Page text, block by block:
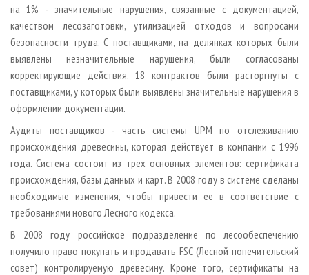
на 1% - значительные нарушения, связанные с документацией,
качеством лесозаготовки, утилизацией отходов и вопросами
безопасности труда. С поставщиками, на делянках которых были
выявлены незначительные нарушения, были согласованы
корректирующие действия. 18 контрактов были расторгнуты с
поставщиками, у которых были выявлены значительные нарушения в
оформлении документации.
Аудиты поставщиков - часть системы UPM по отслеживанию
происхождения древесины, которая действует в компании с 1996
года. Система состоит из трех основных элементов: сертификата
происхождения, базы данных и карт. В 2008 году в системе сделаны
необходимые изменения, чтобы привести ее в соответствие с
требованиями нового Лесного кодекса.
В 2008 году российское подразделение по лесообеспечению
получило право покупать и продавать FSC (Лесной попечительский
совет) контролируемую древесину. Кроме того, сертификаты на